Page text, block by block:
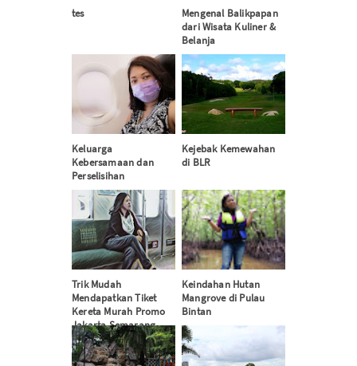
tes
Mengenal Balikpapan
dari Wisata Kuliner &
Belanja
Keluarga
Kebersamaan dan
Perselisihan
Kejebak Kemewahan
di BLR
Trik Mudah
Mendapatkan Tiket
Kereta Murah Promo
Jakarta Semarang
Keindahan Hutan
Mangrove di Pulau
Bintan